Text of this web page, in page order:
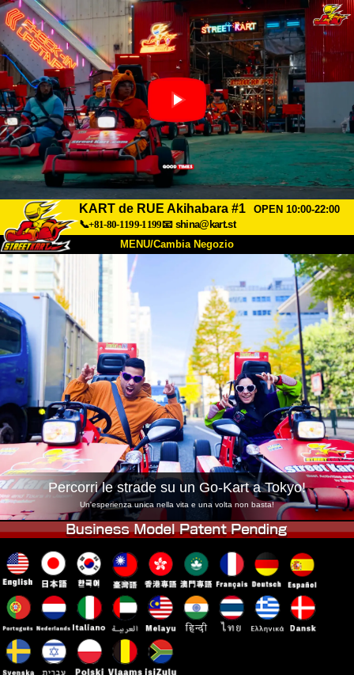
KART de RUE Akihabara #1
OPEN 10:00-22:00
📞+81-80-1199-1199📧 shina@kart.st
MENU/Cambia Negozio
Chi Siamo Prezzo
Accesso Recensioni FAQ
Azienda Prenotazioni
Cambia Negozio
Tokyo Shinagawa Tokyo Akihabara#1
Tokyo Akihabara#2 Tokyo Shibuya
Tokyo Shibuya Annex Tokyo Bay
Tokyo Asakusa Osaka
Okinawa
Percorri le strade su un Go-Kart a Tokyo!
Un'esperienza unica nella vita e una volta non basta!